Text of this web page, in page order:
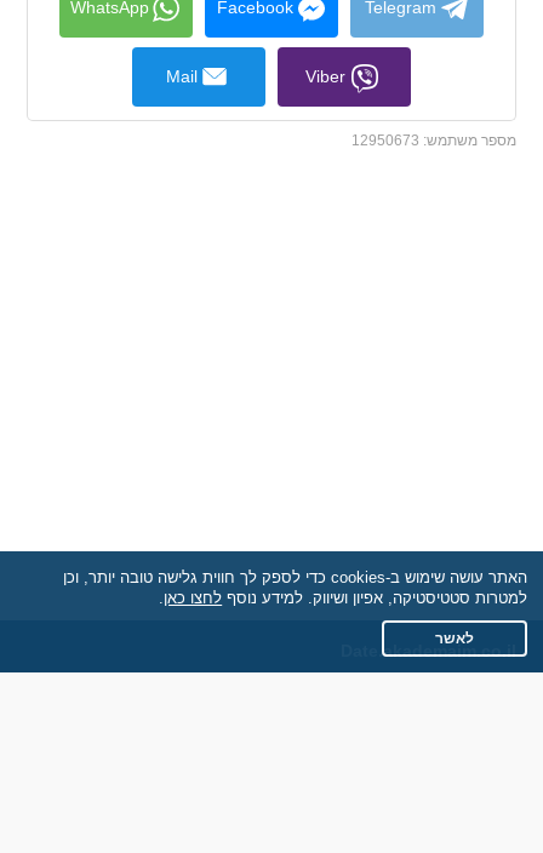
contents
Telegram
Facebook
WhatsApp
Viber
Mail
מספר משתמש: 12950673
Date.akademaim.co.il
האתר עושה שימוש ב-cookies כדי לספק לך חווית גלישה טובה יותר, וכן
למטרות סטטיסטיקה, אפיון ושיווק. למידע נוסף לחצו כאן.
לאשר